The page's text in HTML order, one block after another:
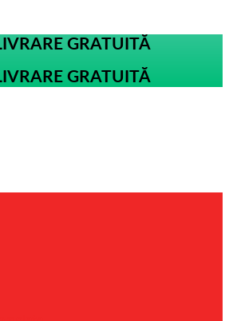
GRATUITĂ
GRATUITĂ